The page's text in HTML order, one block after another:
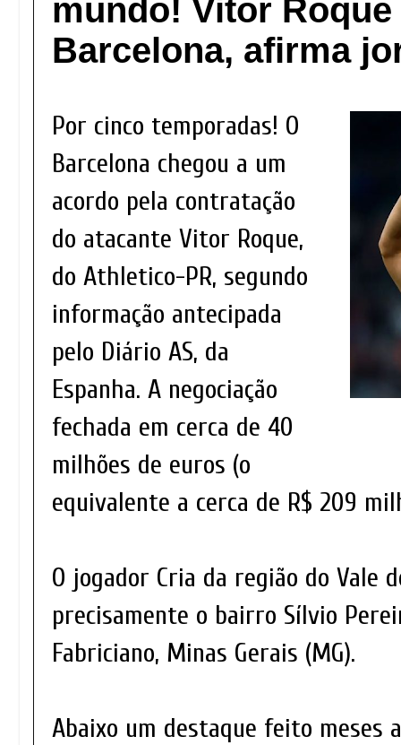
mundo! Vitor
Barcelona, afirma
Por cinco temporadas! O
Barcelona chegou a um
acordo pela contratação
do atacante Vitor Roque,
do Athletico-PR, segundo
informação antecipada
pelo Diário AS, da
Espanha. A negociação
fechada em cerca de 40
milhões de euros (o
equivalente a cerca de R$ 209
O jogador Cria da região do Vale
precisamente o bairro Sílvio
Fabriciano, Minas Gerais (MG).
Abaixo um destaque feito meses